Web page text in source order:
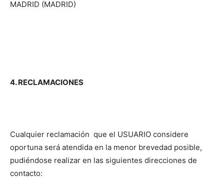
MADRID (MADRID)
4. RECLAMACIONES
Cualquier reclamación que el USUARIO considere
oportuna será atendida en la menor brevedad posible,
pudiéndose realizar en las siguientes direcciones de
contacto: